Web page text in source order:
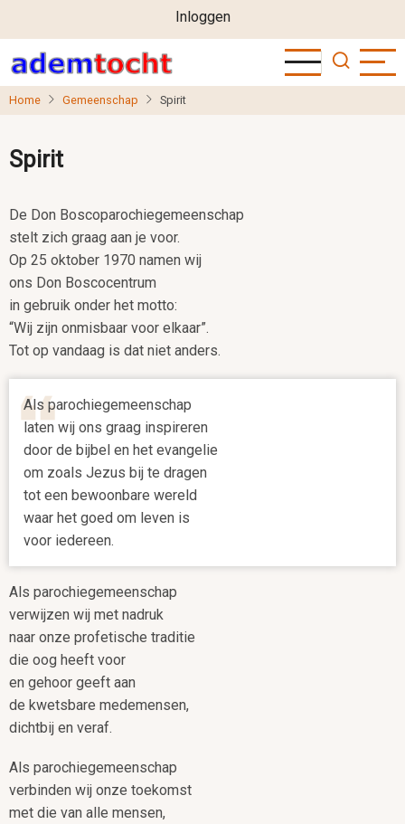
naar
de
inhoud
User
account
menu
Inloggen
Home Gemeenschap Spirit
Spirit
De Don Boscoparochiegemeenschap
stelt zich graag aan je voor.
Op 25 oktober 1970 namen wij
ons Don Boscocentrum
in gebruik onder het motto:
“Wij zijn onmisbaar voor elkaar”.
Tot op vandaag is dat niet anders.
Als parochiegemeenschap
laten wij ons graag inspireren
door de bijbel en het evangelie
om zoals Jezus bij te dragen
tot een bewoonbare wereld
waar het goed om leven is
voor iedereen.
Als parochiegemeenschap
verwijzen wij met nadruk
naar onze profetische traditie
die oog heeft voor
en gehoor geeft aan
de kwetsbare medemensen,
dichtbij en veraf.
Als parochiegemeenschap
verbinden wij onze toekomst
met die van alle mensen,